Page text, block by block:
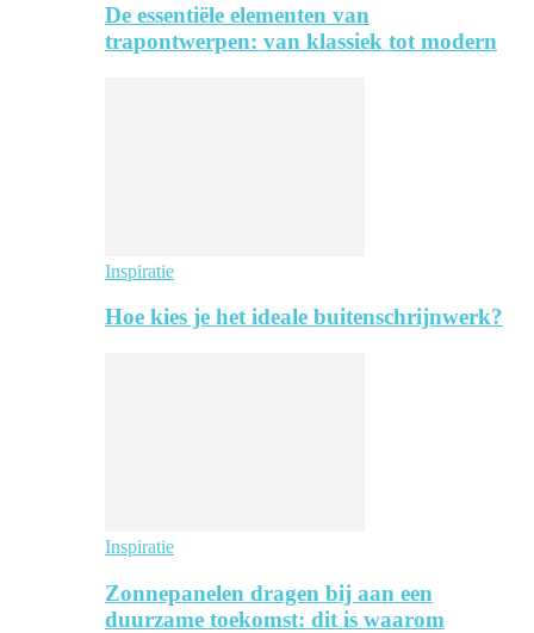
De essentiële elementen van
trapontwerpen: van klassiek tot modern
Inspiratie
Hoe kies je het ideale buitenschrijnwerk?
Inspiratie
Zonnepanelen dragen bij aan een
duurzame toekomst: dit is waarom